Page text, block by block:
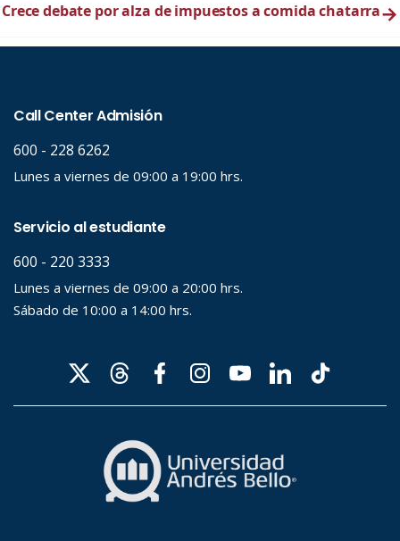
Crece debate por alza de impuestos a comida chatarra→